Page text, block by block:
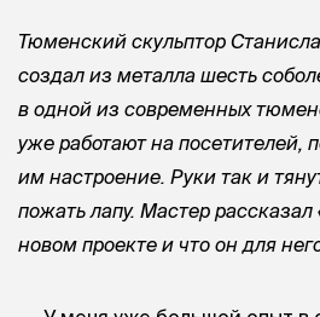
Тюменский скульптор
создал из металла шесть
в одной из современных
уже работают на посетителей,
им настроение. Руки так и
пожать лапу. Мастер рассказал
новом проекте и что он для